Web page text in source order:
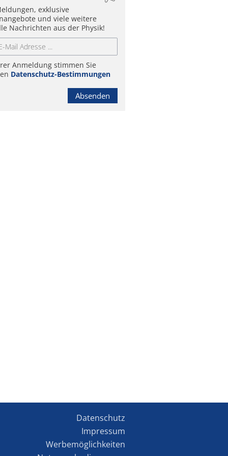
exklusive
und viele weitere
Nachrichten aus der Physik!
Anmeldung stimmen Sie
Datenschutz-Bestimmungen
Absenden
Datenschutz
Impressum
Werbemöglichkeiten